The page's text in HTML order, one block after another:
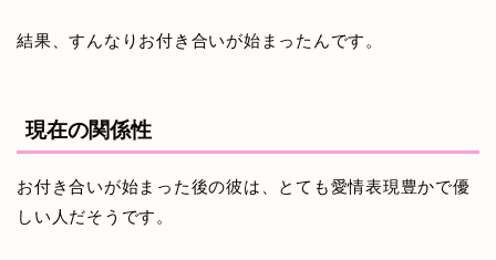
結果、すんなりお付き合いが始まったんです。
現在の関係性
お付き合いが始まった後の彼は、とても愛情表現豊かで優
しい人だそうです。